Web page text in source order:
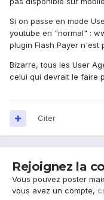
Si on passe en mode
youtube en "normal" :
plugin Flash Payer n'est
Bizarre, tous les User
celui qui devrait le faire
Citer
Rejoignez la
Vous pouvez poster
vous avez un compte,